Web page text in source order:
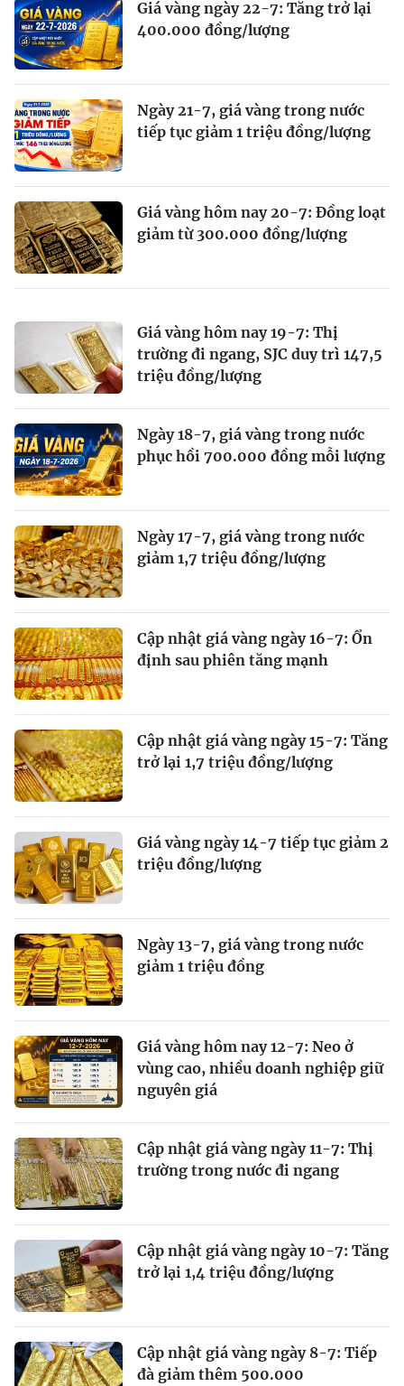
Giá vàng ngày 22-7: Tăng trở lại
400.000 đồng/lượng
Ngày 21-7, giá vàng trong nước
tiếp tục giảm 1 triệu đồng/lượng
Giá vàng hôm nay 20-7: Đồng loạt
giảm từ 300.000 đồng/lượng
Giá vàng hôm nay 19-7: Thị
trường đi ngang, SJC duy trì 147,5
triệu đồng/lượng
Ngày 18-7, giá vàng trong nước
phục hồi 700.000 đồng mỗi lượng
Ngày 17-7, giá vàng trong nước
giảm 1,7 triệu đồng/lượng
Cập nhật giá vàng ngày 16-7: Ổn
định sau phiên tăng mạnh
Cập nhật giá vàng ngày 15-7: Tăng
trở lại 1,7 triệu đồng/lượng
Giá vàng ngày 14-7 tiếp tục giảm 2
triệu đồng/lượng
Ngày 13-7, giá vàng trong nước
giảm 1 triệu đồng
Giá vàng hôm nay 12-7: Neo ở
vùng cao, nhiều doanh nghiệp giữ
nguyên giá
Cập nhật giá vàng ngày 11-7: Thị
trường trong nước đi ngang
Cập nhật giá vàng ngày 10-7: Tăng
trở lại 1,4 triệu đồng/lượng
Cập nhật giá vàng ngày 8-7: Tiếp
đà giảm thêm 500.000